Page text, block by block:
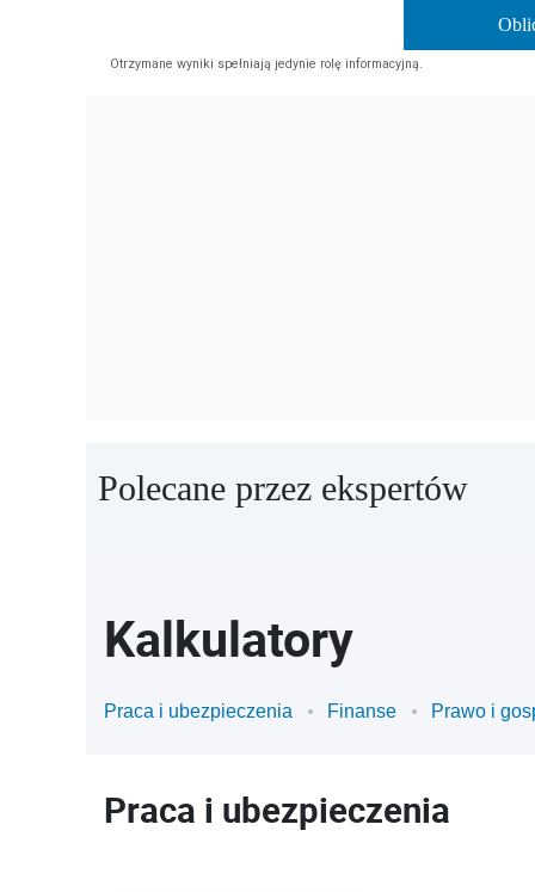
Otrzymane wyniki spełniają jedynie rolę informacyjną.
Polecane przez ekspertów
Kalkulatory
Praca i ubezpieczenia Finanse Prawo i
Praca i ubezpieczenia